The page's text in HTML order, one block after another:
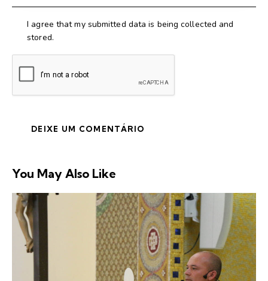
I agree that my submitted data is being collected and
stored.
You May Also Like